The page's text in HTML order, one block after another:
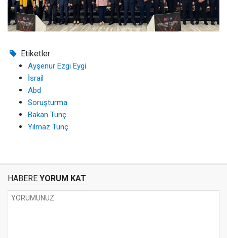
Etiketler :
Ayşenur Ezgi Eygi
İsrail
Abd
Soruşturma
Bakan Tunç
Yılmaz Tunç
HABERE YORUM KAT